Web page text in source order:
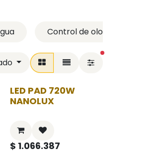
Control de olores
filtros activos
LED PAD 720W
NANOLUX
$ 1.066.387